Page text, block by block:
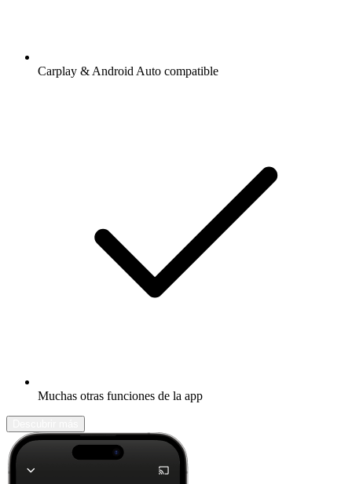
Carplay & Android Auto compatible
Muchas otras funciones de la app